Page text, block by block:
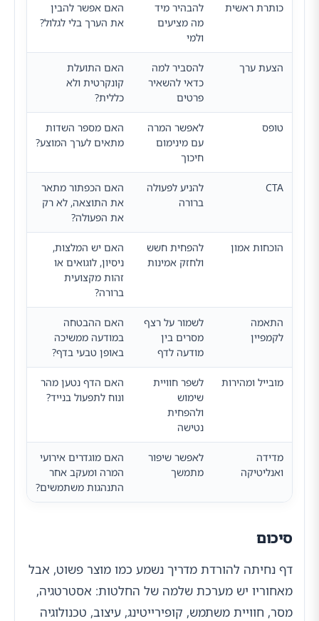
כותרת ראשית
להבהיר מיד
מה מציעים
ולמי
האם אפשר להבין
את הערך בלי לגלול?
הצעת ערך
להסביר למה
כדאי להשאיר
פרטים
האם התועלת
קונקרטית ולא
כללית?
טופס
לאפשר המרה
עם מינימום
חיכוך
האם מספר השדות
מתאים לערך המוצע?
CTA
להניע לפעולה
ברורה
האם הכפתור מתאר
את התוצאה, לא רק
את הפעולה?
הוכחות אמון
להפחית חשש
ולחזק אמינות
האם יש המלצות,
ניסיון, לוגואים או
זהות מקצועית
ברורה?
התאמה
לקמפיין
לשמור על רצף
מסרים בין
מודעה לדף
האם ההבטחה
במודעה ממשיכה
באופן טבעי בדף?
מובייל ומהירות
לשפר חוויית
שימוש
ולהפחית
נטישה
האם הדף נטען מהר
ונוח לתפעול בנייד?
מדידה
ואנליטיקה
לאפשר שיפור
מתמשך
האם מוגדרים אירועי
המרה ומעקב אחר
התנהגות משתמשים?
סיכום
דף נחיתה להורדת מדריך נשמע כמו מוצר פשוט, אבל
מאחוריו יש מערכת שלמה של החלטות: אסטרטגיה,
מסר, חוויית משתמש, קופירייטינג, עיצוב, טכנולוגיה